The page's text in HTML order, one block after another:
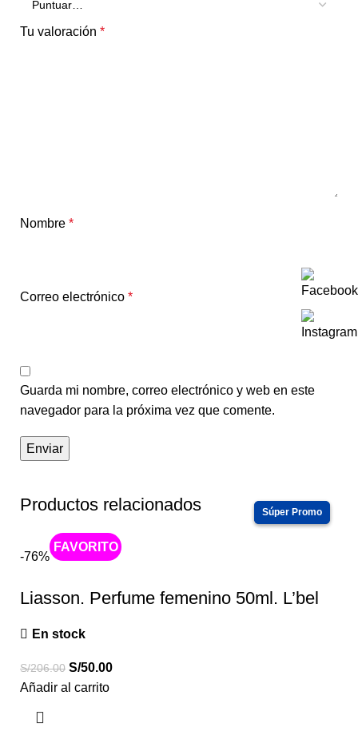
Tu valoración *
Nombre *
Correo electrónico *
Guarda mi nombre, correo electrónico y web en este
navegador para la próxima vez que comente.
Productos relacionados
-76%
Caliente
Liasson. Perfume femenino 50ml. L’bel
En stock
S/206.00 S/50.00
Añadir al carrito